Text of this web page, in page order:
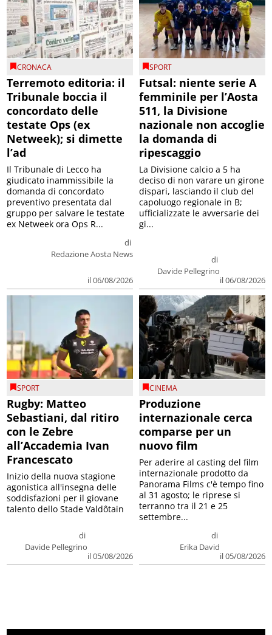
CRONACA
Terremoto editoria: il
Tribunale boccia il
concordato delle
testate Ops (ex
Netweek); si dimette
l’ad
di
Redazione Aosta News
il 06/08/2026
Il Tribunale di Lecco ha
giudicato inammissibile la
domanda di concordato
preventivo presentata dal
gruppo per salvare le testate
ex Netweek ora Ops R...
SPORT
Futsal: niente serie A
femminile per l’Aosta
511, la Divisione
nazionale non accoglie
la domanda di
ripescaggio
di
Davide Pellegrino
il 06/08/2026
La Divisione calcio a 5 ha
deciso di non varare un girone
dispari, lasciando il club del
capoluogo regionale in B;
ufficializzate le avversarie dei
gi...
SPORT
Rugby: Matteo
Sebastiani, dal ritiro
con le Zebre
all’Accademia Ivan
Francescato
di
Davide Pellegrino
il 05/08/2026
Inizio della nuova stagione
agonistica all'insegna delle
soddisfazioni per il giovane
talento dello Stade Valdôtain
CINEMA
Produzione
internazionale cerca
comparse per un
nuovo film
di
Erika David
il 05/08/2026
Per aderire al casting del film
internazionale prodotto da
Panorama Films c'è tempo fino
al 31 agosto; le riprese si
terranno tra il 21 e 25
settembre...